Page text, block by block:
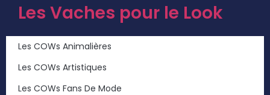
Les Vaches pour le Look
Les COWs Animalières
Les COWs Artistiques
Les COWs Fans De Mode